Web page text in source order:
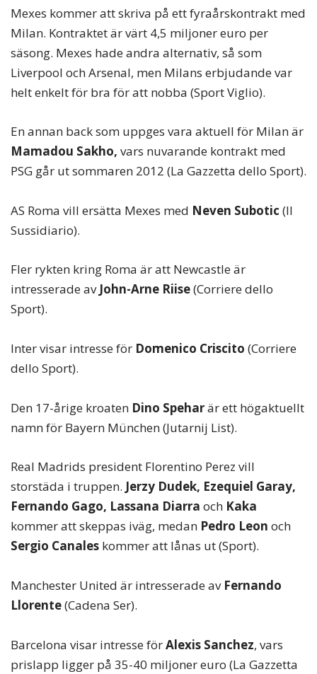
Mexes kommer att skriva på ett fyraårskontrakt med
Milan. Kontraktet är värt 4,5 miljoner euro per
säsong. Mexes hade andra alternativ, så som
Liverpool och Arsenal, men Milans erbjudande var
helt enkelt för bra för att nobba (Sport Viglio).
En annan back som uppges vara aktuell för Milan är
Mamadou Sakho, vars nuvarande kontrakt med
PSG går ut sommaren 2012 (La Gazzetta dello Sport).
AS Roma vill ersätta Mexes med Neven Subotic (Il
Sussidiario).
Fler rykten kring Roma är att Newcastle är
intresserade av John-Arne Riise(Corriere dello
Sport).
Inter visar intresse för Domenico Criscito (Corriere
dello Sport).
Den 17-årige kroaten Dino Speharär ett högaktuellt
namn för Bayern München (Jutarnij List).
Real Madrids president Florentino Perez vill
storstäda i truppen. Jerzy Dudek, Ezequiel Garay,
Fernando Gago, Lassana Diarra och Kaka
kommer att skeppas iväg, medan Pedro Leon och
Sergio Canales kommer att lånas ut (Sport).
Manchester United är intresserade av Fernando
Llorente(Cadena Ser).
Barcelona visar intresse förAlexis Sanchez, vars
prislapp ligger på 35-40 miljoner euro (La Gazzetta